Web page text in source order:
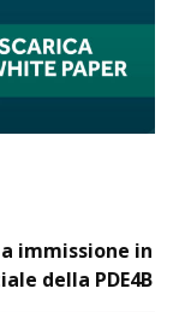
immissione in
della PDE4B